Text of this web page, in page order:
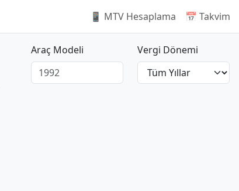
📱 MTV Hesaplama 📅 Takvim
Araç Modeli Vergi Dönemi